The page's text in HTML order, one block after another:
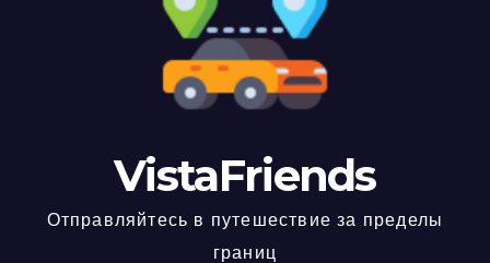
VistaFriends
Отправляйтесь в путешествие за пределы
границ